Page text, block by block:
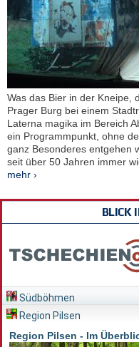
Was das Bier in der Kneipe,
Prager Burg bei einem
Laterna magika im Bereich
ein Programmpunkt, ohne
ganz Besonderes entgehen
seit über 50 Jahren immer
mehr ›
BLICK
Südböhmen
Region Pilsen
Region Pilsen - Im